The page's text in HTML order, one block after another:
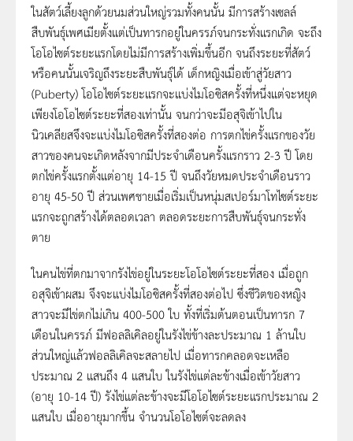
ในสัตว์เลี้ยงลูกด้วยนมส่วนใหญ่รวมทั้งคนนั้น มีการสร้างเซลล์
สืบพันธุ์เพศเมียตั้งแต่เป็นทารกอยู่ในครรภ์จนกระทั่งแรกเกิด จะถึง
โอโอไซต์ระยะแรกโดยไม่มีการสร้างเพิ่มขึ้นอีก จนถึงระยะที่สัตว์
หรือคนนั้นเจริญถึงระยะสืบพันธุ์ได้ เด็กหญิงเมื่อเข้าสู่วัยสาว
(Puberty) โอโอไซต์ระยะแรกจะแบ่งไมโอซิสครั้งที่หนึ่งแต่จะหยุด
เพียงโอโอไซต์ระยะที่สองเท่านั้น จนกว่าจะมีอสุจิเข้าไปใน
นิวเคลียสจึงจะแบ่งไมโอซิสครั้งที่สองต่อ การตกไข่ครั้งแรกของวัย
สาวของคนจะเกิดหลังจากมีประจำเดือนครั้งแรกราว 2-3 ปี โดย
ตกไข่ครั้งแรกตั้งแต่อายุ 14-15 ปี จนถึงวัยหมดประจำเดือนราว
อายุ 45-50 ปี ส่วนเพศชายเมื่อเริ่มเป็นหนุ่มสเปอร์มาโทไซต์ระยะ
แรกจะถูกสร้างได้ตลอดเวลา ตลอดระยะการสืบพันธุ์จนกระทั่ง
ตาย
ในคนไข่ที่ตกมาจากรังไข่อยู่ในระยะโอโอไซต์ระยะที่สอง เมื่อถูก
อสุจิเข้าผสม จึงจะแบ่งไมโอซิสครั้งที่สองต่อไป ซึ่งชีวิตของหญิง
สาวจะมีไข่ตกไม่เกิน 400-500 ใบ ทั้งที่เริ่มต้นตอนเป็นทารก 7
เดือนในครรภ์ มีฟอลลิเคิลอยู่ในรังไข่ข้างละประมาณ 1 ล้านใบ
ส่วนใหญ่แล้วฟอลลิเคิลจะสลายไป เมื่อทารกคลอดจะเหลือ
ประมาณ 2 แสนถึง 4 แสนใบ ในรังไข่แต่ละข้างเมื่อเข้าวัยสาว
(อายุ 10-14 ปี) รังไข่แต่ละข้างจะมีโอโอไซต์ระยะแรกประมาณ 2
แสนใบ เมื่ออายุมากขึ้น จำนวนโอโอไซต์จะลดลง